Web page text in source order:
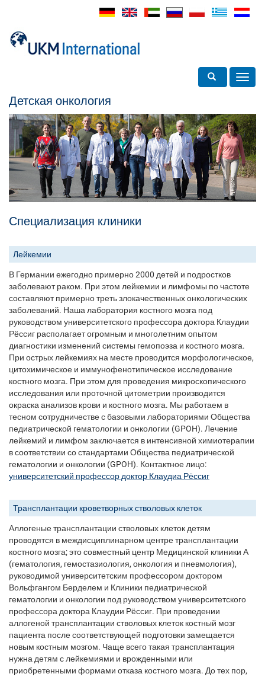
Toggle search
Детская онкология
Специализация клиники
Лейкемии
В Германии ежегодно примерно 2000 детей и подростков
заболевают раком. При этом лейкемии и лимфомы по частоте
составляют примерно треть злокачественных онкологических
заболеваний. Наша лаборатория костного мозга под
руководством университетского профессора доктора Клаудии
Рёссиг располагает огромным и многолетним опытом
диагностики изменений системы гемопоэза и костного мозга.
При острых лейкемиях на месте проводится морфологическое,
цитохимическое и иммунофенотипическое исследование
костного мозга. При этом для проведения микроскопического
исследования или проточной цитометрии производится
окраска анализов крови и костного мозга. Мы работаем в
тесном сотрудничестве с базовыми лабораториями Общества
педиатрической гематологии и онкологии (GPOH). Лечение
лейкемий и лимфом заключается в интенсивной химиотерапии
в соответствии со стандартами Общества педиатрической
гематологии и онкологии (GPOH). Контактное лицо:
университетский профессор доктор Клаудиа Рёссиг
Трансплантации кроветворных стволовых клеток
Аллогеные трансплантации стволовых клеток детям
проводятся в междисциплинарном центре трансплантации
костного мозга; это совместный центр Медицинской клиники А
(гематология, гемостазиология, онкология и пневмология),
руководимой университетским профессором доктором
Вольфгангом Берделем и Клиники педиатрической
гематологии и онкологии под руководством университетского
профессора доктора Клаудии Рёссиг. При проведении
аллогеной трансплантации стволовых клеток костный мозг
пациента после соответствующей подготовки замещается
новым костным мозгом. Чаще всего такая трансплантация
нужна детям с лейкемиями и врожденными или
приобретенными формами отказа костного мозга. До тех пор,